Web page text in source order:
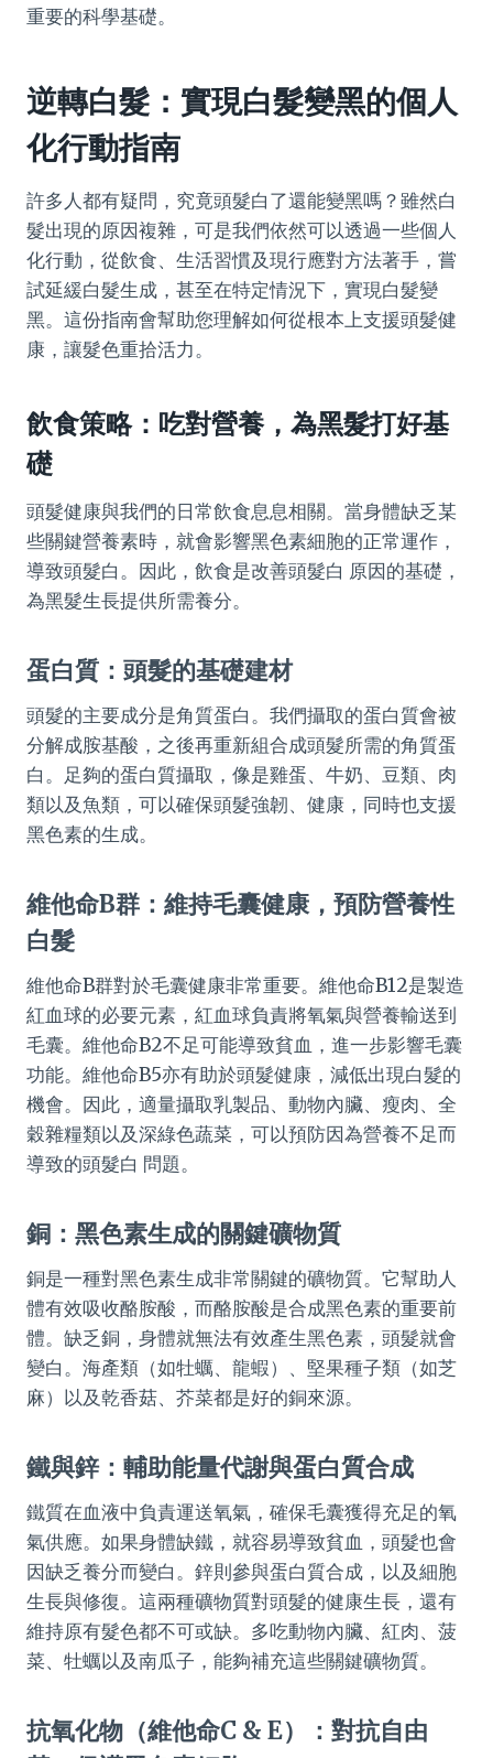
重要的科學基礎。
逆轉白髮：實現白髮變黑的個人
化行動指南
許多人都有疑問，究竟頭髮白了還能變黑嗎？雖然白
髮出現的原因複雜，可是我們依然可以透過一些個人
化行動，從飲食、生活習慣及現行應對方法著手，嘗
試延緩白髮生成，甚至在特定情況下，實現白髮變
黑。這份指南會幫助您理解如何從根本上支援頭髮健
康，讓髮色重拾活力。
飲食策略：吃對營養，為黑髮打好基
礎
頭髮健康與我們的日常飲食息息相關。當身體缺乏某
些關鍵營養素時，就會影響黑色素細胞的正常運作，
導致頭髮白。因此，飲食是改善頭髮白 原因的基礎，
為黑髮生長提供所需養分。
蛋白質：頭髮的基礎建材
頭髮的主要成分是角質蛋白。我們攝取的蛋白質會被
分解成胺基酸，之後再重新組合成頭髮所需的角質蛋
白。足夠的蛋白質攝取，像是雞蛋、牛奶、豆類、肉
類以及魚類，可以確保頭髮強韌、健康，同時也支援
黑色素的生成。
維他命B群：維持毛囊健康，預防營養性
白髮
維他命B群對於毛囊健康非常重要。維他命B12是製造
紅血球的必要元素，紅血球負責將氧氣與營養輸送到
毛囊。維他命B2不足可能導致貧血，進一步影響毛囊
功能。維他命B5亦有助於頭髮健康，減低出現白髮的
機會。因此，適量攝取乳製品、動物內臟、瘦肉、全
穀雜糧類以及深綠色蔬菜，可以預防因為營養不足而
導致的頭髮白 問題。
銅：黑色素生成的關鍵礦物質
銅是一種對黑色素生成非常關鍵的礦物質。它幫助人
體有效吸收酪胺酸，而酪胺酸是合成黑色素的重要前
體。缺乏銅，身體就無法有效產生黑色素，頭髮就會
變白。海產類（如牡蠣、龍蝦）、堅果種子類（如芝
麻）以及乾香菇、芥菜都是好的銅來源。
鐵與鋅：輔助能量代謝與蛋白質合成
鐵質在血液中負責運送氧氣，確保毛囊獲得充足的氧
氣供應。如果身體缺鐵，就容易導致貧血，頭髮也會
因缺乏養分而變白。鋅則參與蛋白質合成，以及細胞
生長與修復。這兩種礦物質對頭髮的健康生長，還有
維持原有髮色都不可或缺。多吃動物內臟、紅肉、菠
菜、牡蠣以及南瓜子，能夠補充這些關鍵礦物質。
抗氧化物（維他命C & E）：對抗自由